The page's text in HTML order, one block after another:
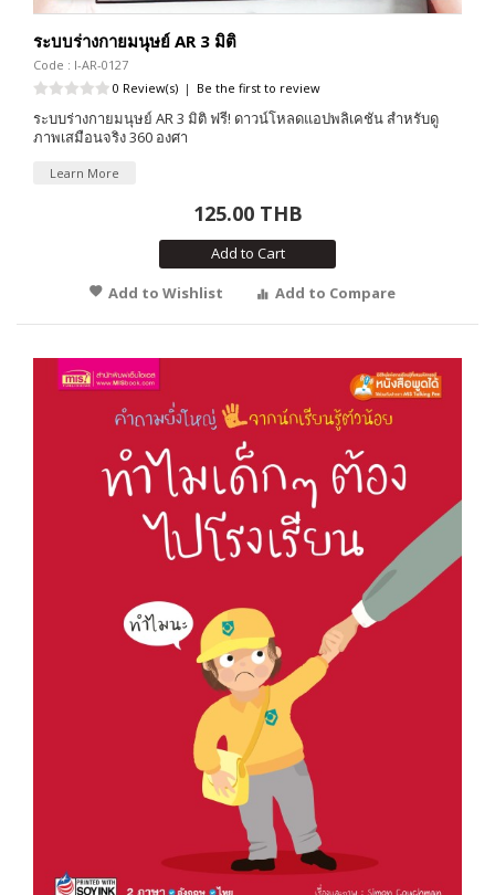
ระบบร่างกายมนุษย์ AR 3 มิติ
Code : I-AR-0127
0 Review(s) | Be the first to review
ระบบร่างกายมนุษย์ AR 3 มิติ ฟรี! ดาวน์โหลดแอปพลิเคชัน สำหรับดู
ภาพเสมือนจริง 360 องศา
Learn More
125.00 THB
Add to Cart
Add to Wishlist
Add to Compare